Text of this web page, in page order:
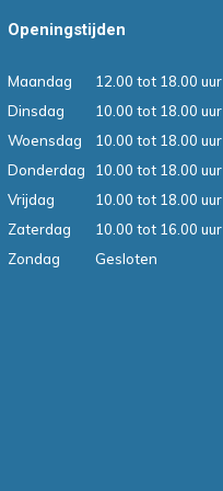
Openingstijden
Maandag
12.00 tot 18.00 uur
Dinsdag
10.00 tot 18.00 uur
Woensdag
10.00 tot 18.00 uur
Donderdag
10.00 tot 18.00 uur
Vrijdag
10.00 tot 18.00 uur
Zaterdag
10.00 tot 16.00 uur
Zondag
Gesloten